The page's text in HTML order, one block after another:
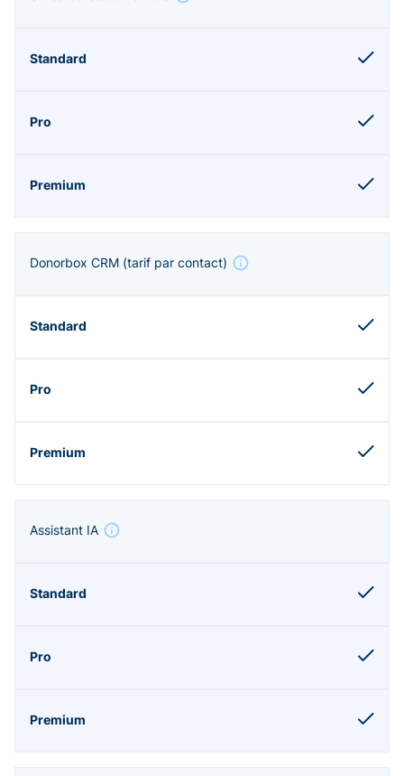
Donorbox CRM (tarif par contact)
Assistant IA